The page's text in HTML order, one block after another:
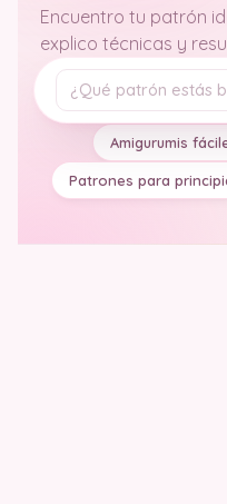
Encuentro tu patrón
explico técnicas y
Tu pregunta
Amigurumis
Patrones para